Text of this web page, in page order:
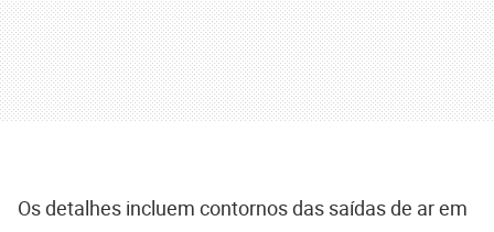
Os detalhes incluem contornos das saídas de ar em